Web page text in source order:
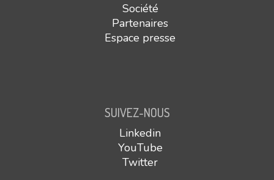
Société
Partenaires
Espace presse
SUIVEZ-NOUS
Linkedin
YouTube
Twitter